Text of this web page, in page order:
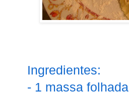
Ingredientes:
- 1 massa folhada